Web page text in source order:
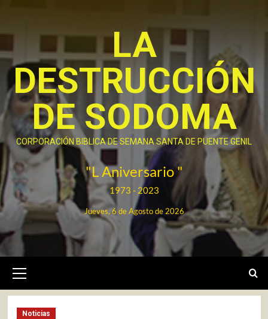
contenido
LA
DESTRUCCIÓN
DE SODOMA
CORPORACIÓN BIBLICA DE SEMANA SANTA DE PUENTE GENIL
"L Aniversario "
1973 - 2023
Jueves, 6 de Agosto de 2026
primario
Noticias